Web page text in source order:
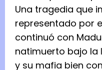
Una tragedia que
representado por
continuó con
natimuerto bajo la
y su mafia bien